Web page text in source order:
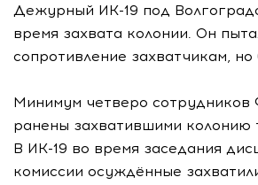
Дежурный ИК-19 под
время захвата колонии. Он
сопротивление захватчикам,
Минимум четверо
ранены захватившими колонию
В ИК-19 во время заседания
комиссии осуждённые